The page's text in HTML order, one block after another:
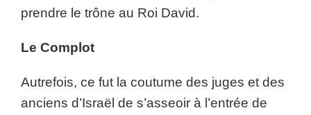
prendre le trône au Roi David.
Le Complot
Autrefois, ce fut la coutume des juges et des
anciens d’Israël de s’asseoir à l’entrée de